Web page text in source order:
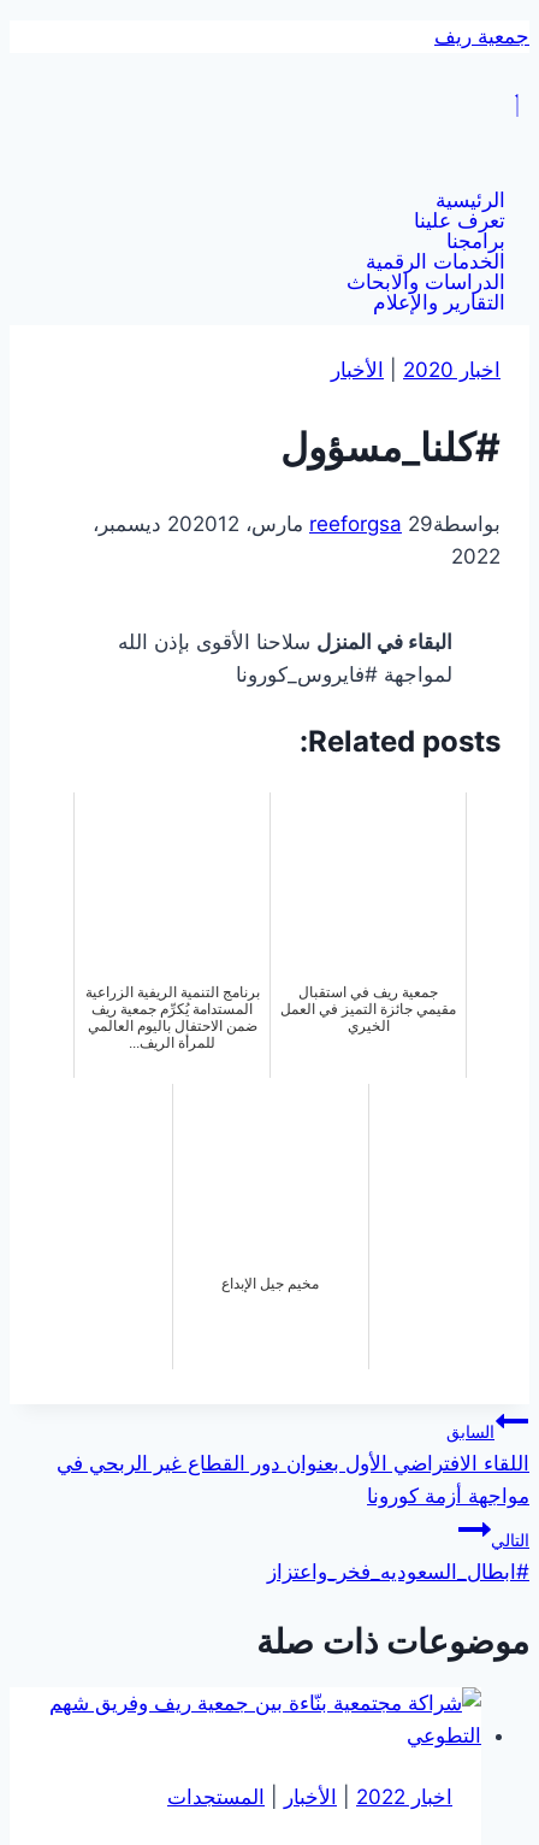
الرئيسية
تعرف علينا
برامجنا
الخدمات الرقمية
الدراسات والابحاث
التقارير والإعلام
جمعية ريف
اخبار 2020 الأخبار
#كلنا_مسؤول
بواسطة reeforgsa 29 مارس، 2020
12 ديسمبر،
2022
البقاء في المنزل سلاحنا الأقوى بإذن الله
لمواجهة #فايروس_كورونا
Related posts:
جمعية ريف في استقبال
مقيمي جائزة التميز في العمل
الخيري
برنامج التنمية الريفية الزراعية
المستدامة يُكرِّم جمعية ريف
ضمن الاحتفال باليوم العالمي
للمرأة الريف...
مخيم جيل الإبداع
السابق
اللقاء الافتراضي الأول بعنوان دور القطاع غير الربحي في
مواجهة أزمة كورونا
التالي
#ابطال_السعوديه_فخر_واعتزاز
موضوعات ذات صلة
اخبار 2022 الأخبار المستجدات